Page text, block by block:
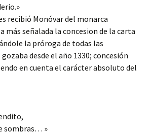
recibió Monóvar del monarca
más señalada la concesion de la carta
la próroga de todas las
desde el año 1330; concesión
en cuenta el carácter absoluto del
sombras… »